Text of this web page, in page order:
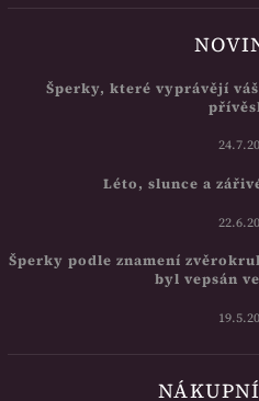
Šperky, které vyprávějí
Léto, slunce a
Šperky podle znamení
byl vepsán